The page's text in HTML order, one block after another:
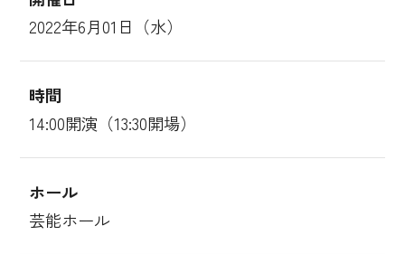
2022年6月01日（水）
時間
14:00開演（13:30開場）
ホール
芸能ホール